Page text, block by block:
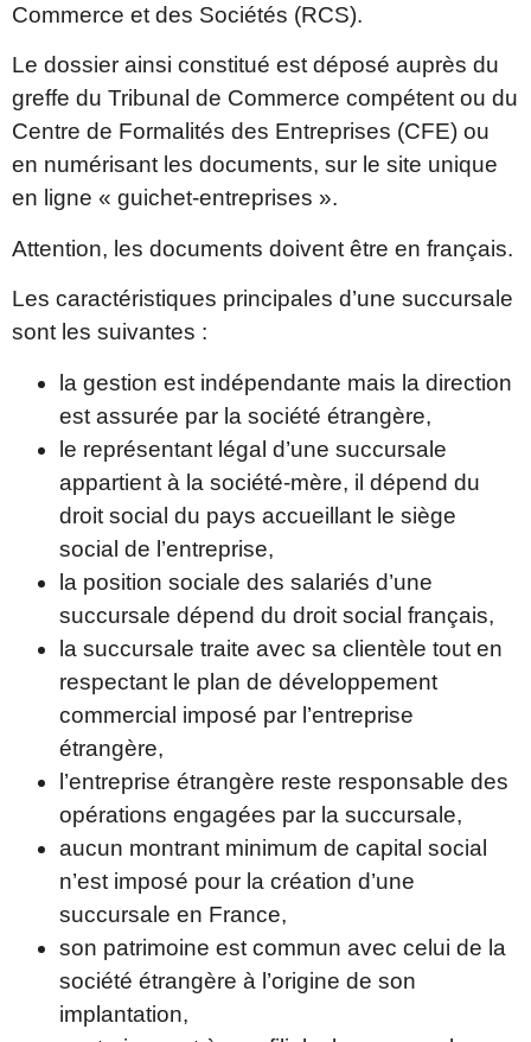
Commerce et des Sociétés (RCS).
Le dossier ainsi constitué est déposé auprès du
greffe du Tribunal de Commerce compétent ou du
Centre de Formalités des Entreprises (CFE) ou
en numérisant les documents, sur le site unique
en ligne « guichet-entreprises ».
Attention, les documents doivent être en français.
Les caractéristiques principales d’une succursale
sont les suivantes :
la gestion est indépendante mais la direction
est assurée par la société étrangère,
le représentant légal d’une succursale
appartient à la société-mère, il dépend du
droit social du pays accueillant le siège
social de l’entreprise,
la position sociale des salariés d’une
succursale dépend du droit social français,
la succursale traite avec sa clientèle tout en
respectant le plan de développement
commercial imposé par l’entreprise
étrangère,
l’entreprise étrangère reste responsable des
opérations engagées par la succursale,
aucun montrant minimum de capital social
n’est imposé pour la création d’une
succursale en France,
son patrimoine est commun avec celui de la
société étrangère à l’origine de son
implantation,